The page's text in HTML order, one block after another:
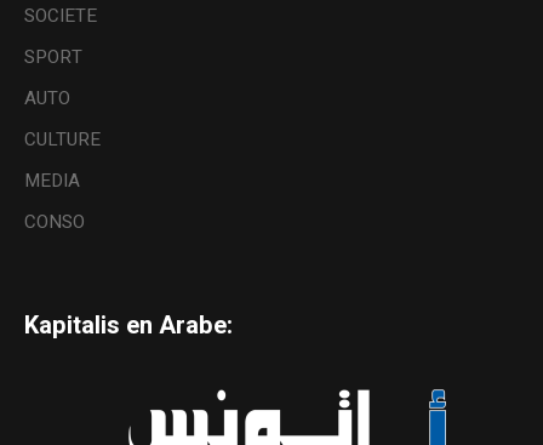
SOCIETE
SPORT
AUTO
CULTURE
MEDIA
CONSO
Kapitalis en Arabe: